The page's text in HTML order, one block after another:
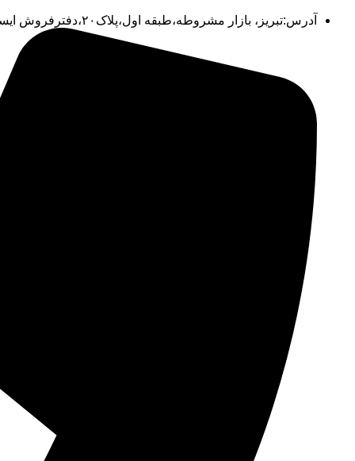
آدرس:تبریز، بازار مشروطه،طبقه اول،پلاک۲۰،دفترفروش ایستکول